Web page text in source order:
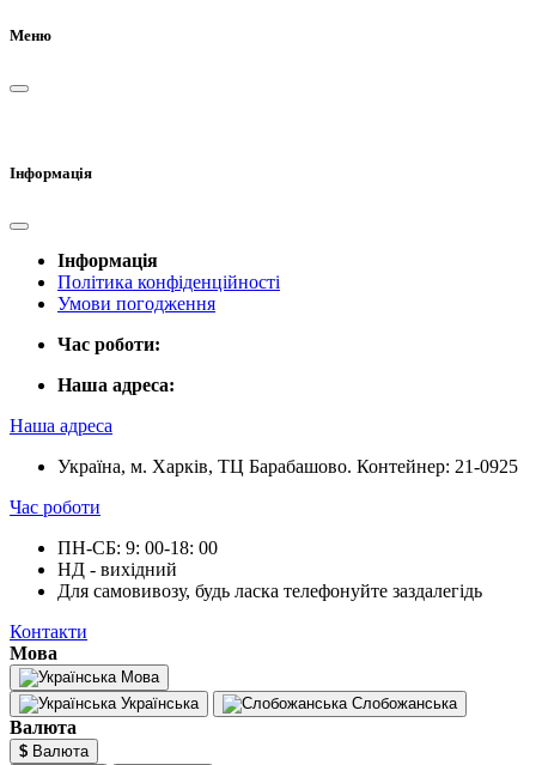
Меню
Інформація
Інформація
Політика конфіденційності
Умови погодження
Час роботи:
Наша адреса:
Наша адреса
Україна, м. Харків, ТЦ Барабашово. Контейнер: 21-0925
Час роботи
ПН-СБ: 9: 00-18: 00
НД - вихідний
Для самовивозу, будь ласка телефонуйте заздалегідь
Контакти
Мова
Мова
Українська
Слобожанська
Валюта
$ Валюта